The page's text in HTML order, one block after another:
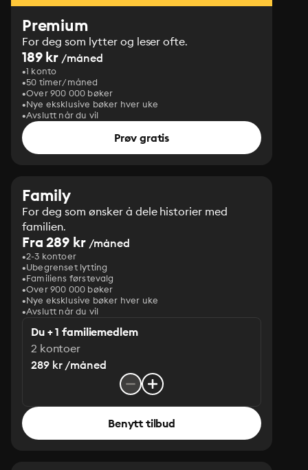
Premium
For deg som lytter og leser ofte.
189 kr /måned
1 konto
50 timer/måned
Over 900 000 bøker
Nye eksklusive bøker hver uke
Avslutt når du vil
Prøv gratis
Family
For deg som ønsker å dele historier med
familien.
Fra 289 kr/måned
2-3 kontoer
Ubegrenset lytting
Familiens førstevalg
Over 900 000 bøker
Nye eksklusive bøker hver uke
Avslutt når du vil
Du + 1 familiemedlem
2 kontoer
289 kr /måned
Benytt tilbud